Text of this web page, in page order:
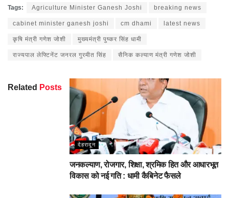
Tags: Agriculture Minister Ganesh Joshi breaking news
cabinet minister ganesh joshi cm dhami latest news
कृषि मंत्री गणेश जोशी मुख्यमंत्री पुष्कर सिंह धामी
राज्यपाल लेफ्टिनेंट जनरल गुरमीत सिंह सैनिक कल्याण मंत्री गणेश जोशी
Related Posts
देहरादून
जनकल्याण, रोजगार, शिक्षा, श्रमिक हित और आधारभूत
विकास को नई गति : धामी कैबिनेट फैसले